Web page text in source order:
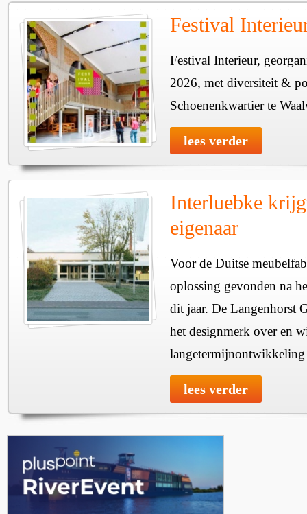
Festival
Festival Interieur,
2026, met diversiteit &
Schoenenkwartier te
lees verder
Interluebke
eigenaar
Voor de Duitse
oplossing gevonden na
dit jaar. De Langenhorst
het designmerk over en
lees verder